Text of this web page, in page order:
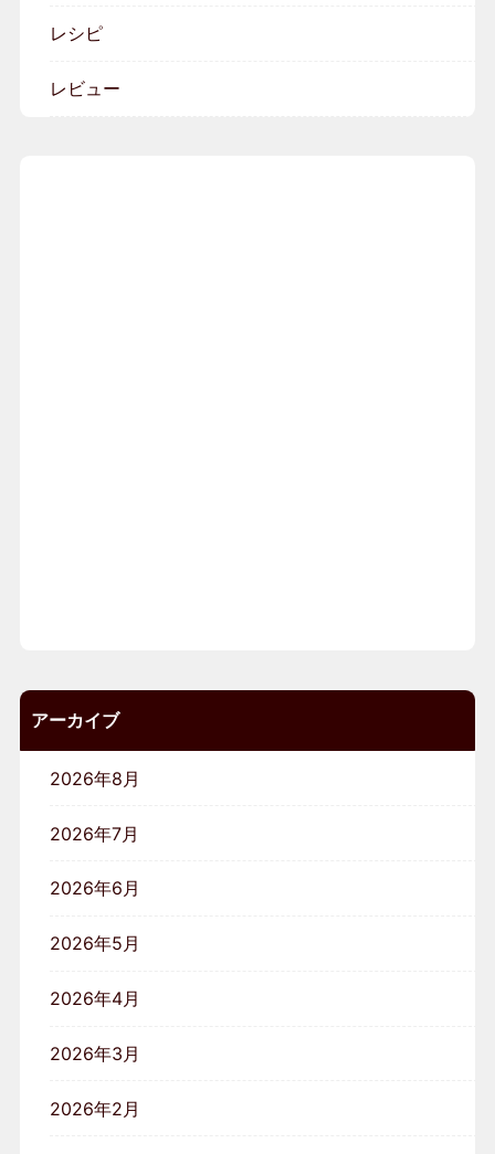
レシピ
レビュー
アーカイブ
2026年8月
2026年7月
2026年6月
2026年5月
2026年4月
2026年3月
2026年2月